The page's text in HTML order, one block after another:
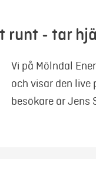
runt - tar
Vi på Mölndal
och visar den live
besökare är Jens